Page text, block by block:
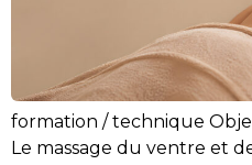
formation / technique
Le massage du ventre et